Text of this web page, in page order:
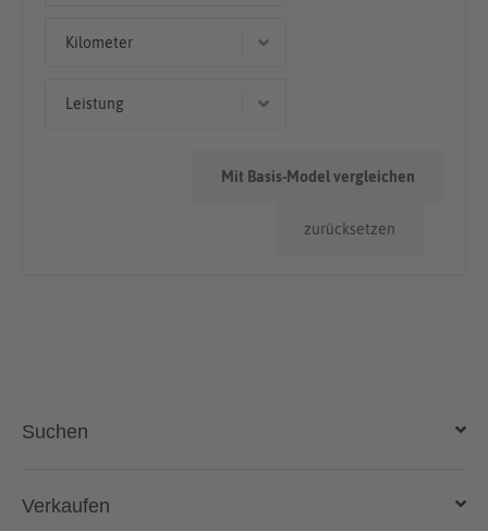
Kilometer
Leistung
zurücksetzen
Mit Basis-Model vergleichen
Suchen
Auto kaufen
Verkaufen